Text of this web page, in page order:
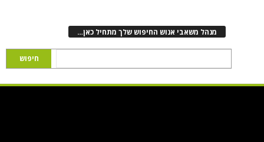
מנהל משאבי אנוש החיפוש שלך מתחיל כאן…